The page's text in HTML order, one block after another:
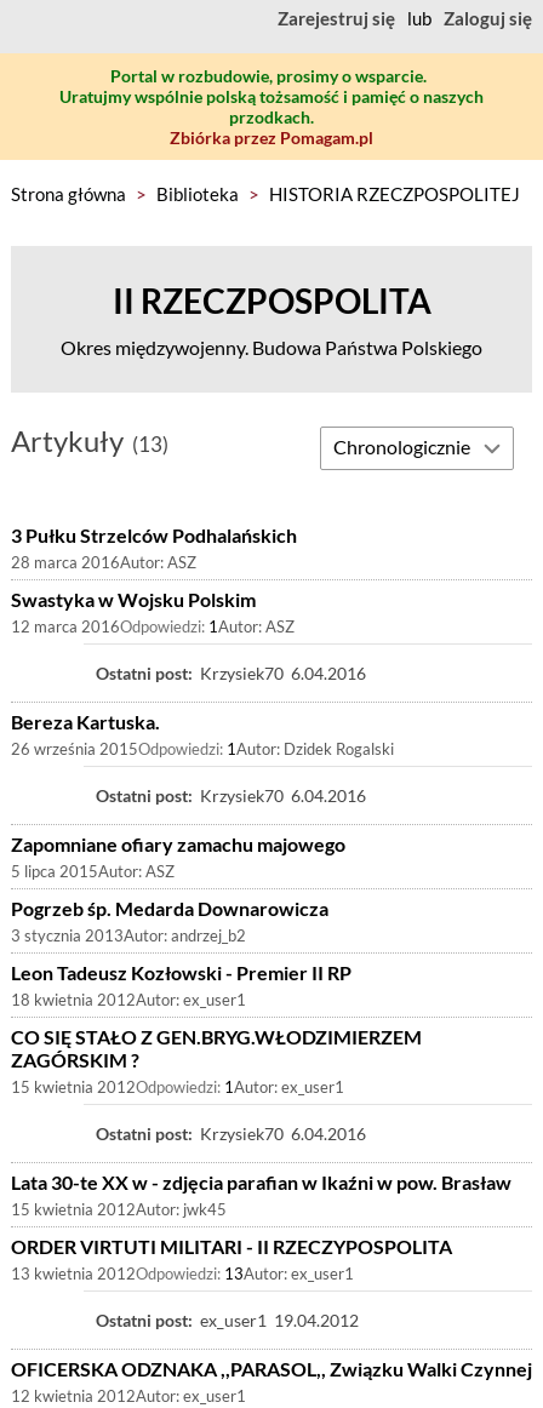
Zarejestruj się lub Zaloguj się
Portal w rozbudowie, prosimy o wsparcie.
Uratujmy wspólnie polską tożsamość i pamięć o naszych
przodkach.
Zbiórka przez Pomagam.pl
Strona główna > Biblioteka > HISTORIA RZECZPOSPOLITEJ
II RZECZPOSPOLITA
Okres międzywojenny. Budowa Państwa Polskiego
Artykuły (13)
3 Pułku Strzelców Podhalańskich
28 marca 2016Autor:ASZ
Swastyka w Wojsku Polskim
12 marca 2016Odpowiedzi: 1Autor:ASZ
Ostatni post: Krzysiek70 6.04.2016
Bereza Kartuska.
26 września 2015Odpowiedzi: 1Autor: Dzidek Rogalski
Ostatni post: Krzysiek70 6.04.2016
Zapomniane ofiary zamachu majowego
5 lipca 2015Autor:ASZ
Pogrzeb śp. Medarda Downarowicza
3 stycznia 2013Autor:andrzej_b2
Leon Tadeusz Kozłowski - Premier II RP
18 kwietnia 2012Autor:ex_user1
CO SIĘ STAŁO Z GEN.BRYG.WŁODZIMIERZEM
ZAGÓRSKIM ?
15 kwietnia 2012Odpowiedzi: 1Autor:ex_user1
Ostatni post: Krzysiek70 6.04.2016
Lata 30-te XX w - zdjęcia parafian w Ikaźni w pow. Brasław
15 kwietnia 2012Autor: jwk45
ORDER VIRTUTI MILITARI - II RZECZYPOSPOLITA
13 kwietnia 2012Odpowiedzi: 13Autor:ex_user1
Ostatni post: ex_user1 19.04.2012
OFICERSKA ODZNAKA ,,PARASOL,, Związku Walki Czynnej
12 kwietnia 2012Autor:ex_user1